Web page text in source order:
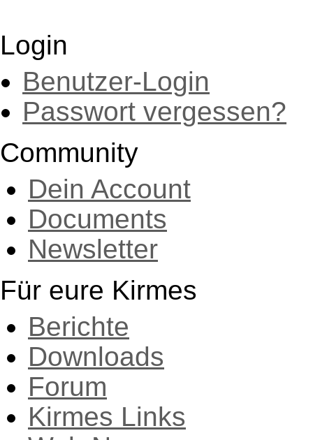
Login
Benutzer-Login
Passwort vergessen?
Community
Dein Account
Documents
Newsletter
Für eure Kirmes
Berichte
Downloads
Forum
Kirmes Links